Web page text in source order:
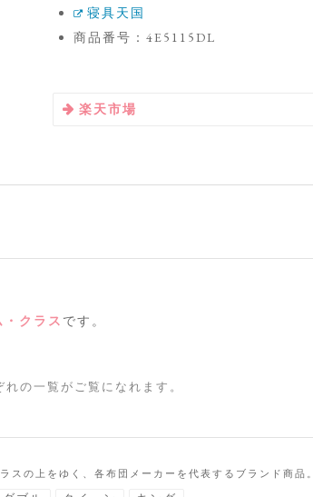
寝具天国
商品番号：4E5115DL
楽天市場
クラス です。
の一覧がご覧になれます。
スの上をゆく、各布団メーカーを代表するブランド商品。